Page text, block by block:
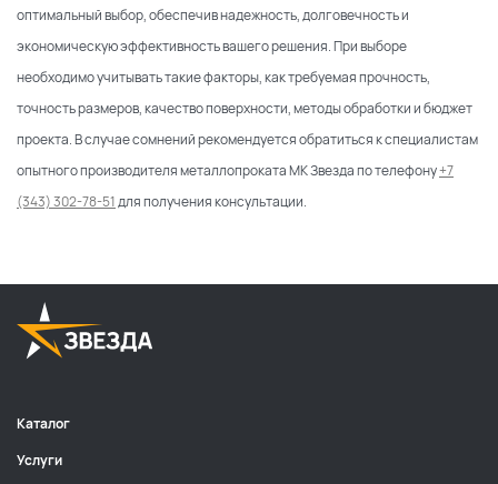
оптимальный выбор, обеспечив надежность, долговечность и
экономическую эффективность вашего решения. При выборе
необходимо учитывать такие факторы, как требуемая прочность,
точность размеров, качество поверхности, методы обработки и бюджет
проекта. В случае сомнений рекомендуется обратиться к специалистам
опытного производителя металлопроката МК Звезда по телефону+7
(343) 302-78-51для получения консультации.
Каталог
Услуги